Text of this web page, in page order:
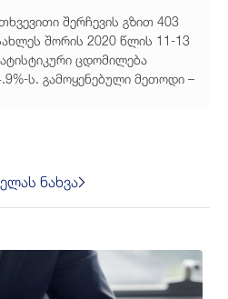
შერჩევის გზით 403
შორის 2020 წლის 11-13
ცდომილება
ს. გამოყენებული მეთოდი –
ნახვა